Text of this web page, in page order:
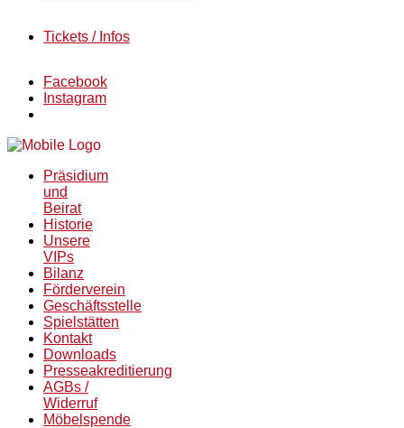
Tickets / Infos
Facebook
Instagram
Präsidium
und
Beirat
Historie
Unsere
VIPs
Bilanz
Förderverein
Geschäftsstelle
Spielstätten
Kontakt
Downloads
Presseakreditierung
AGBs /
Widerruf
Möbelspende